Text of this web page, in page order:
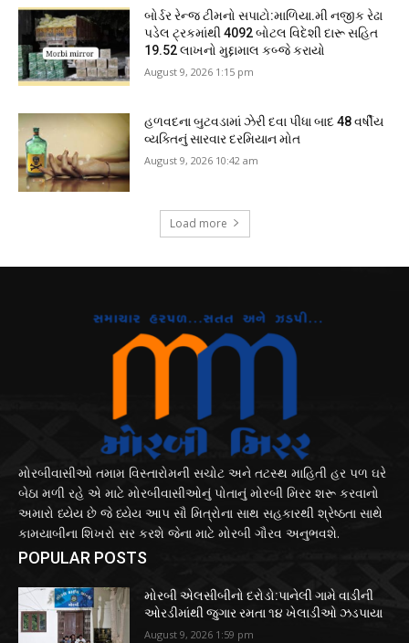
બોર્ડર રેન્જ ટીમનો સપાટો:માળિયા.મી નજીક રેઢા
પડેલ ટ્રકમાંથી 4092 બોટલ વિદેશી દારૂ સહિત
19.52 લાખનો મુદ્દામાલ કબ્જે કરાયો
August 9, 2026 1:15 pm
હળવદના બુટવડામાં ઝેરી દવા પીધા બાદ 48 વર્ષીય
વ્યક્તિનું સારવાર દરમિયાન મોત
August 9, 2026 10:42 am
Load more
મોરબીવાસીઓ તમામ વિસ્તારોમની સચોટ અને તટસ્થ માહિતી હર પળ ઘરે
બેઠા મળી રહે એ માટે મોરબીવાસીઓનું પોતાનું મોરબી મિરર શરૂ કરવાનો
અમારો ધ્યેય છે જે ધ્યેય આપ સૌ મિત્રોના સાથ સહકારથી શ્રેષ્ઠતા સાથે
કામયાબીના શિખરો સર કરશે જેના માટે મોરબી ગૌરવ અનુભવશે.
POPULAR POSTS
મોરબી એલસીબીનો દરોડો:પાનેલી ગામે વાડીની
ઓરડીમાંથી જુગાર રમતા ૧૪ ખેલાડીઓ ઝડપાયા
August 9, 2026 1:59 pm